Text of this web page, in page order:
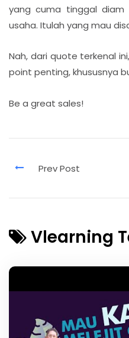
yang cuma tinggal
usaha. Itulah yang mau
Nah, dari quote terkenal
point penting, khususnya
Be a great sales!
Vlearning